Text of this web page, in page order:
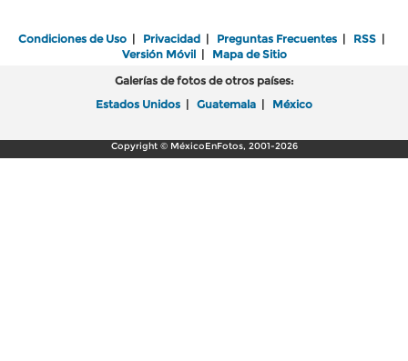
Condiciones de Uso | Privacidad | Preguntas Frecuentes | RSS |
Versión Móvil| Mapa de Sitio
Galerías de fotos de otros países:
Estados Unidos | Guatemala | México
Copyright © MéxicoEnFotos, 2001-2026